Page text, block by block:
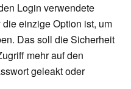
Login verwendete
einzige Option ist, um
Das soll die Sicherheit
mehr auf den
geleakt oder